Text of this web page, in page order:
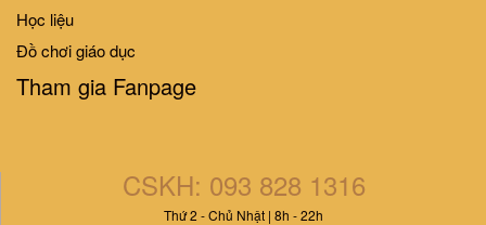
Học liệu
Đồ chơi giáo dục
Tham gia Fanpage
CSKH: 093 828 1316
Thứ 2 - Chủ Nhật | 8h - 22h